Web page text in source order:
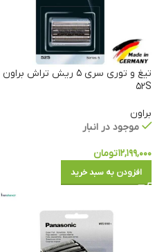
تیغ و توری سری ۵ ریش تراش براون
۵۲S
براون
موجود در انبار
۱۲,۱۹۹,۰۰۰تومان
افزودن به سبد خرید